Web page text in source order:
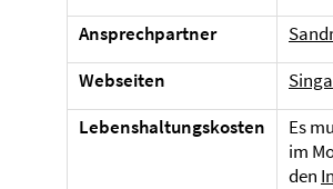
Ansprechpartner
Webseiten
Lebenshaltungskosten
Es
im
den